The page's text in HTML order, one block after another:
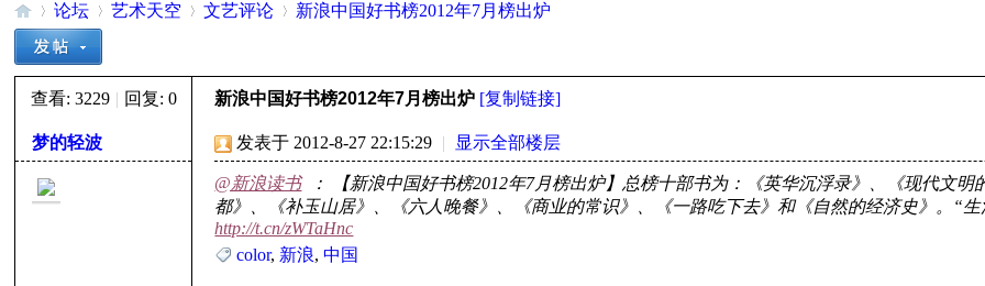
索
湘»
论坛
›
艺术天空 文艺评论
›
新浪中国好书榜2012年7月榜出炉
查看: 3229 | 回复: 0 新浪中国好书榜2012年7月榜出炉 [复制链接]
梦的轻波 发表于 2012-8-27 22:15:29 | 显示全部楼层
@新浪读书
： 【新浪中国好书榜2012年7月榜出炉】总榜十部书为：《英华沉浮录》、《现代文
都》、《补玉山居》、《六人晚餐》、《商业的常识》、《一路吃下去》和《自然的经济史》。“
http://t.cn/zWTaHnc
color, 新浪,中国